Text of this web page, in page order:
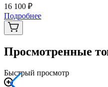
16 100 ₽
Подробнее
Просмотренные
Быстрый просмотр